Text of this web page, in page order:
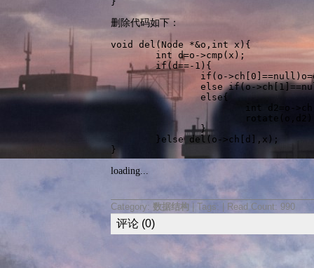
删除代码如下：
void del(Node *&o,int x){
	if(d==-1){
		if(o->ch[0]==null)o=o->ch[1];
		else if(o->ch[1]==null)o=o->ch[0];
		else{
			int d2=o->ch[0]->r>o->ch[1]->r?1:0;
			rotate(o,d2),del(o->ch[d2],x);
		}
}
loading...
Category: 数据结构 | Tags: | Read Count: 990
评论 (0)